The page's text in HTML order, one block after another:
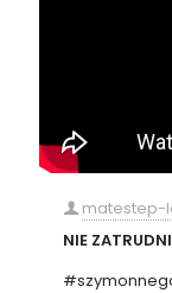
matestep-
NIE